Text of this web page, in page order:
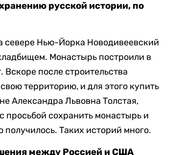
русской истории, по
севере Нью-Йорка Новодивеевский
Монастырь построили в
после строительства
территорию, и для этого купить
Александра Львовна Толстая,
просьбой сохранить монастырь и
Таких историй много.
между Россией и США